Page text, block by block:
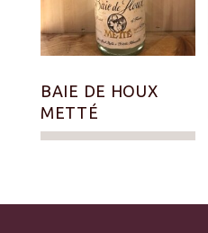
BAIE DE HOUX
METTÉ